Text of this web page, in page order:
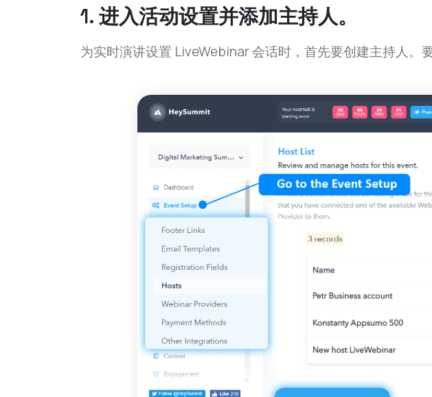
1. 进入活动设置并添加主持人。
为实时演讲设置 LiveWebinar 会话时，首先要创建主持人。